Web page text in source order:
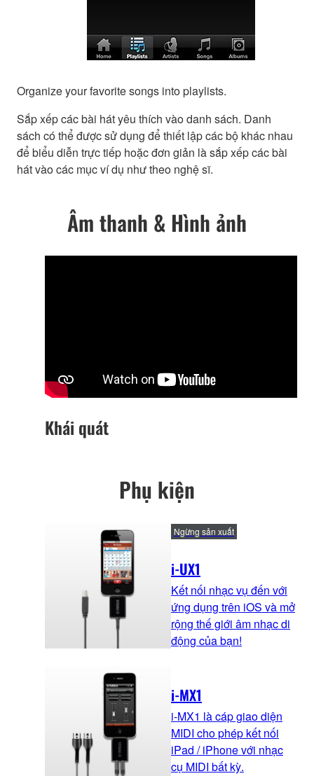
Organize your favorite songs into playlists.
Sắp xếp các bài hát yêu thích vào danh sách. Danh
sách có thể được sử dụng để thiết lập các bộ khác nhau
để biểu diễn trực tiếp hoặc đơn giản là sắp xếp các bài
hát vào các mục ví dụ như theo nghệ sĩ.
Âm thanh & Hình ảnh
Khái quát
Phụ kiện
i-UX1
Ngừng sản xuất
Kết nối nhạc vụ đến với
ứng dụng trên iOS và mở
rộng thế giới âm nhạc di
động của bạn!
i-MX1
i-MX1 là cáp giao diện
MIDI cho phép kết nối
iPad / iPhone với nhạc
cụ MIDI bất kỳ.